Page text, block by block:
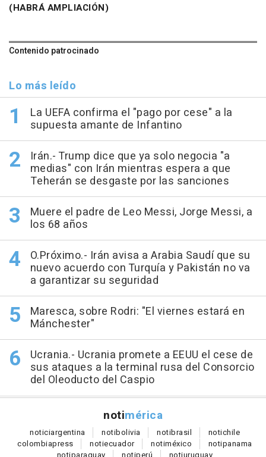
(HABRÁ AMPLIACIÓN)
Contenido patrocinado
Lo más leído
La UEFA confirma el "pago por cese" a la
supuesta amante de Infantino
Irán.- Trump dice que ya solo negocia "a
medias" con Irán mientras espera a que
Teherán se desgaste por las sanciones
Muere el padre de Leo Messi, Jorge Messi, a
los 68 años
O.Próximo.- Irán avisa a Arabia Saudí que su
nuevo acuerdo con Turquía y Pakistán no va
a garantizar su seguridad
Maresca, sobre Rodri: "El viernes estará en
Mánchester"
Ucrania.- Ucrania promete a EEUU el cese de
sus ataques a la terminal rusa del Consorcio
del Oleoducto del Caspio
notimérica
noticiargentina notibolivia notibrasil notichile
colombiapress notiecuador notiméxico notipanama